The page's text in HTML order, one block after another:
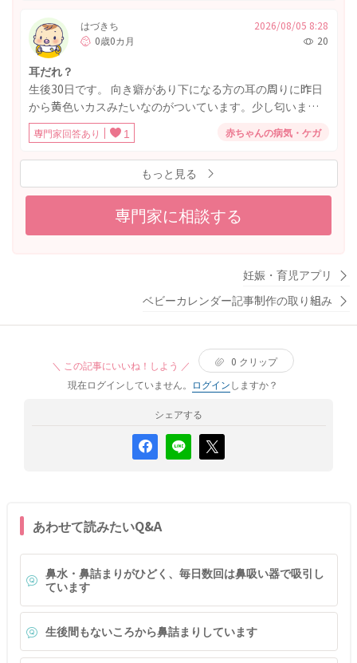
が、病気等の可能性は低いでしょうか？しばらく目が開か
ない子もいますか？
はづきち
0歳0カ月
2026/08/05 8:28
20
耳だれ？
生後30日です。 向き癖があり下になる方の耳の周りに昨日
から黄色いカスみたいなのがついています。少し匂いま
す。 関係あるかわかりませんが、今日は朝から少し機嫌が
悪く、17時ごろまでほぼ寝てません。 ミルクはいつも通り
飲んでます。 土曜日に1ヶ月健診なのですがそれまでに耳鼻
科か小児科に受診したほうがいいでしょうか？
専門家回答あり 1 赤ちゃんの病気・ケガ
もっと見る
専門家に相談する
妊娠・育児アプリ
ベビーカレンダー記事制作の取り組み
＼ この記事にいいね！しよう ／ 0 クリップ
現在ログインしていません。
ログインしますか？
シェアする
あわせて読みたいQ&A
鼻水・鼻詰まりがひどく、毎日数回は鼻吸い器で吸引し
ています
生後間もないころから鼻詰まりしています